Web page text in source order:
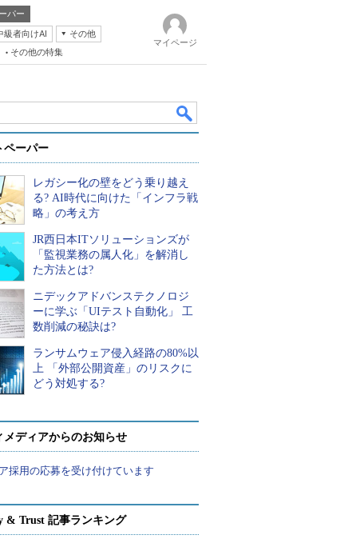
パー
級者向けAI
その他
その他の特集
マイページ
ペーパー
レガシー化の壁をどう乗り越え
る? AI時代に向けた「インフラ戦
略」の考え方
JR西日本ITソリューションズが
「監視業務の属人化」を解消し
た方法とは?
ニデックアドバンステクノロジ
ーに学ぶ「UIテスト自動化」 工
数削減の秘訣は?
ランサムウェア侵入経路の80%以
上 「外部公開資産」のリスクに
どう対処する?
メディアからのお知らせ
採用の応募を受け付けています
& Trust 記事ランキング